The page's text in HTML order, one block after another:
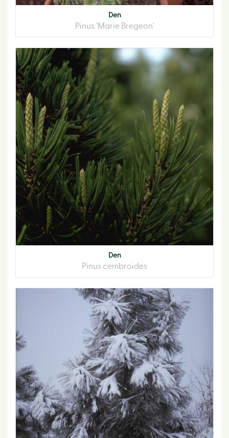
Den
Pinus 'Marie Bregeon'
Den
Pinus cembroides